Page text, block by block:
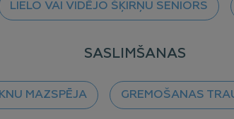
LIELO VAI VIDĒJO ŠĶIRŅU SENIORS
SASLIMŠANAS
MAZSPĒJA GREMOŠANAS